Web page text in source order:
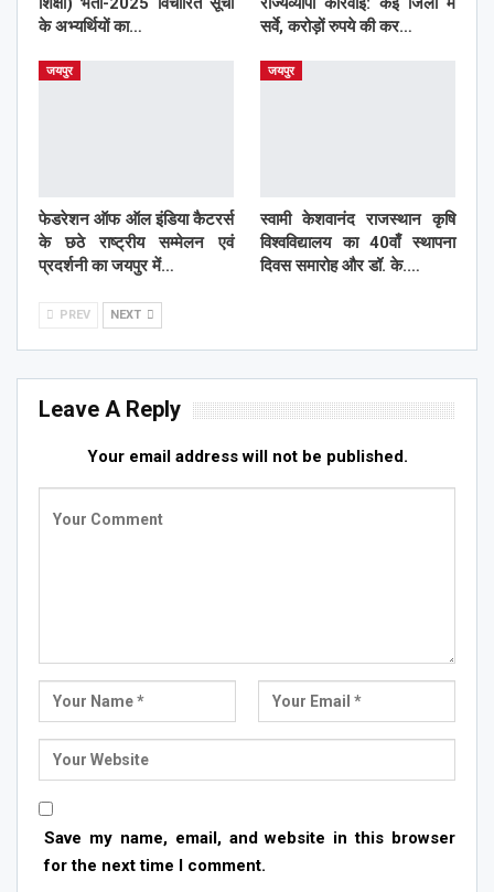
के अभ्यर्थियों का…
सर्वे, करोड़ों रुपये की कर…
जयपुर
फेडरेशन ऑफ ऑल इंडिया कैटरर्स
के छठे राष्ट्रीय सम्मेलन एवं
प्रदर्शनी का जयपुर में…
जयपुर
स्वामी केशवानंद राजस्थान कृषि
विश्वविद्यालय का 40वाँ स्थापना
दिवस समारोह और डॉ. के.…
PREV NEXT
Leave A Reply
Your email address will not be published.
Save my name, email, and website in this browser
for the next time I comment.